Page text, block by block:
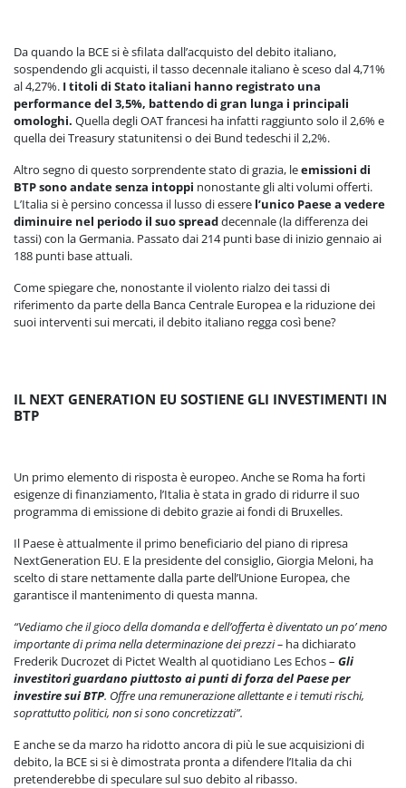
Da quando la BCE si è sfilata dall’acquisto del debito italiano,
sospendendo gli acquisti, il tasso decennale italiano è sceso dal 4,71%
al 4,27%. I titoli di Stato italiani hanno registrato una
performance del 3,5%, battendo di gran lunga i principali
omologhi. Quella degli OAT francesi ha infatti raggiunto solo il 2,6% e
quella dei Treasury statunitensi o dei Bund tedeschi il 2,2%.
Altro segno di questo sorprendente stato di grazia, leemissioni di
BTP sono andate senza intoppi nonostante gli alti volumi offerti.
L’Italia si è persino concessa il lusso di essere l’unico Paese a vedere
diminuire nel periodo il suo spreaddecennale (la differenza dei
tassi) con la Germania. Passato dai 214 punti base di inizio gennaio ai
188 punti base attuali.
Come spiegare che, nonostante il violento rialzo dei tassi di
riferimento da parte della Banca Centrale Europea e la riduzione dei
suoi interventi sui mercati, il debito italiano regga così bene?
IL NEXT GENERATION EU SOSTIENE GLI INVESTIMENTI IN
BTP
Un primo elemento di risposta è europeo. Anche se Roma ha forti
esigenze di finanziamento, l’Italia è stata in grado di ridurre il suo
programma di emissione di debito grazie ai fondi di Bruxelles.
Il Paese è attualmente il primo beneficiario del piano di ripresa
NextGeneration EU. E la presidente del consiglio, Giorgia Meloni, ha
scelto di stare nettamente dalla parte dell’Unione Europea, che
garantisce il mantenimento di questa manna.
“Vediamo che il gioco della domanda e dell’offerta è diventato un po’ meno
importante di prima nella determinazione dei prezzi – ha dichiarato
Frederik Ducrozet di Pictet Wealth al quotidiano Les Echos – Gli
investitori guardano piuttosto ai punti di forza del Paese per
investire sui BTP. Offre una remunerazione allettante e i temuti rischi,
soprattutto politici, non si sono concretizzati”.
E anche se da marzo ha ridotto ancora di più le sue acquisizioni di
debito, la BCE si si è dimostrata pronta a difendere l’Italia da chi
pretenderebbe di speculare sul suo debito al ribasso.